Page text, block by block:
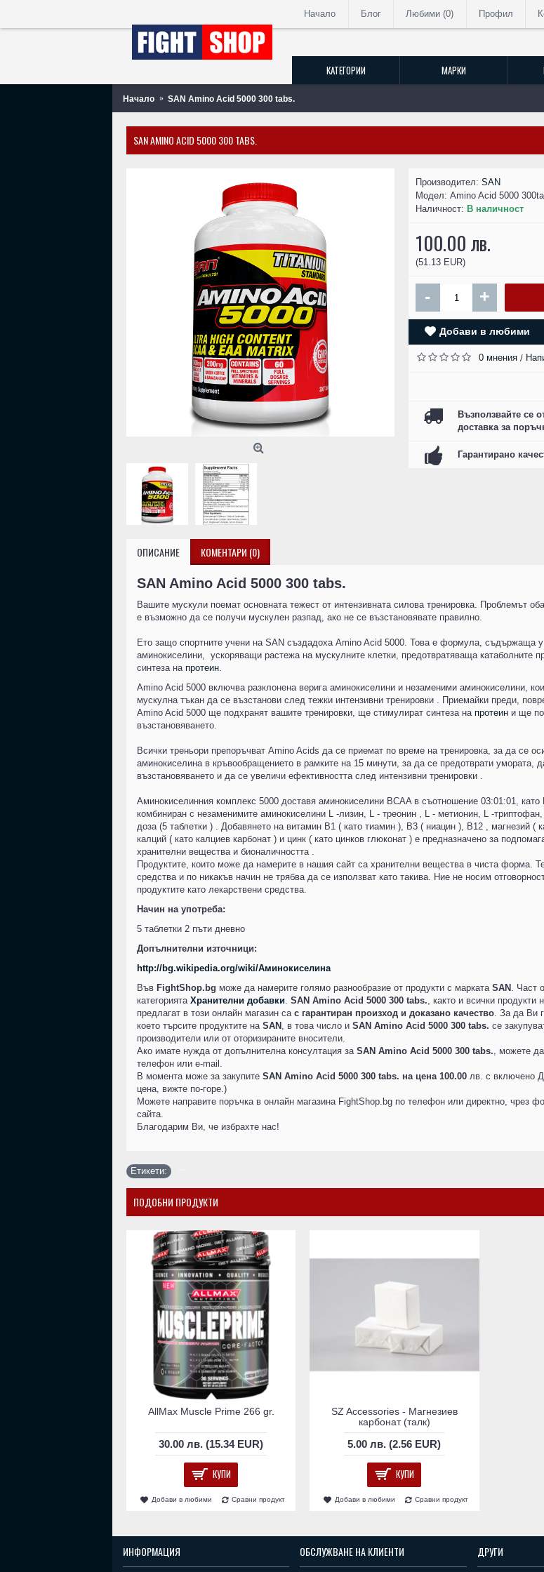
Начало Блог Любими (0) Профил
КАТЕГОРИИ МАРКИ
Начало SAN Amino Acid 5000 300 tabs.
SAN AMINO ACID 5000 300 TABS.
Производител: SAN
Модел: Amino Acid 5000
Наличност: В наличност
100.00 лв.
(51.13 EUR)
- +
Добави в любими
0 мнения /
Възползвайте се
доставка за
Гарантирано
ОПИСАНИЕ КОМЕНТАРИ (0)
SAN Amino Acid 5000 300 tabs.
Вашите мускули поемат основната тежест от интензивната силова тренировка. Проблемът
е възможно да се получи мускулен разпад, ако не се възстановявате правилно.
Ето защо спортните учени на SAN създадоха Amino Acid 5000. Това е формула, съдържаща
аминокиселини, ускоряващи растежа на мускулните клетки, предотвратяваща катаболните
синтеза на протеин.
Amino Acid 5000 включва разклонена верига аминокиселини и незаменими аминокиселини,
мускулна тъкан да се възстанови след тежки интензивни тренировки . Приемайки преди,
Amino Acid 5000 ще подхранят вашите тренировки, ще стимулират синтеза на протеин и ще
възстановяването.
Всички треньори препоръчват Amino Acids да се приемат по време на тренировка, за да се
аминокиселина в кръвообращението в рамките на 15 минути, за да се предотврати умората,
възстановяването и да се увеличи ефективността след интензивни тренировки .
Аминокиселинния комплекс 5000 доставя аминокиселини BCAA в съотношение 03:01:01, като
комбиниран с незаменимите аминокиселини L -лизин, L - треонин , L - метионин, L -
доза (5 таблетки ) . Добавянето на витамин В1 ( като тиамин ), B3 ( ниацин ), В12 , магнезий (
калций ( като калциев карбонат ) и цинк ( като цинков глюконат ) е предназначено за
хранителни вещества и бионаличността .
Продуктите, които може да намерите в нашия сайт са хранителни вещества в чиста форма.
средства и по никакъв начин не трябва да се използват като такива. Ние не носим
продуктите като лекарствени средства.
Начин на употреба:
5 таблетки 2 пъти дневно
Допълнителни източници:
http://bg.wikipedia.org/wiki/Аминокиселина
Във FightShop.bg може да намерите голямо разнообразие от продукти с марката SAN . Част
категорията Хранителни добавки. SAN Amino Acid 5000 300 tabs., както и всички продукти
предлагат в този онлайн магазин са с гарантиран произход и доказано качество. За да Ви
което търсите продуктите на SAN , в това число и SAN Amino Acid 5000 300 tabs. се
производители или от оторизираните вносители.
Ако имате нужда от допълнителна консултация за SAN Amino Acid 5000 300 tabs., можете
телефон или e-mail.
В момента може за закупите SAN Amino Acid 5000 300 tabs. на цена 100.00 лв. с включено
цена, вижте по-горе.)
Можете направите поръчка в онлайн магазина FightShop.bg по телефон или директно, чрез
сайта.
Благодарим Ви, че избрахте нас!
Етикети:
ПОДОБНИ ПРОДУКТИ
AllMax Muscle Prime 266 gr.
30.00 лв. (15.34 EUR)
КУПИ
Добави в любими Сравни продукт
SZ Accessories - Магнезиев
карбонат (талк)
5.00 лв. (2.56 EUR)
КУПИ
Добави в любими Сравни продукт
ИНФОРМАЦИЯ ОБСЛУЖВАНЕ НА КЛИЕНТИ ДРУГИ